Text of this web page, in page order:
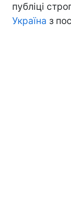
публіці
Україна з